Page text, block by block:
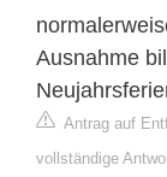
Ausnahme
Antrag auf
vollständige